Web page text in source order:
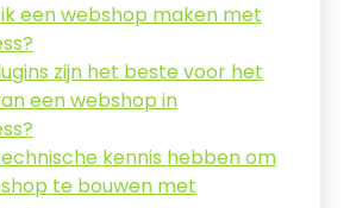
een webshop maken met
zijn het beste voor het
een webshop in
kennis hebben om
te bouwen met